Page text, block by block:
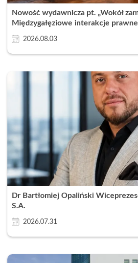
Nowość wydawnicza pt. „Wokół
Międzygałęziowe interakcje
2026.08.03
Dr Bartłomiej Opaliński
S.A.
2026.07.31